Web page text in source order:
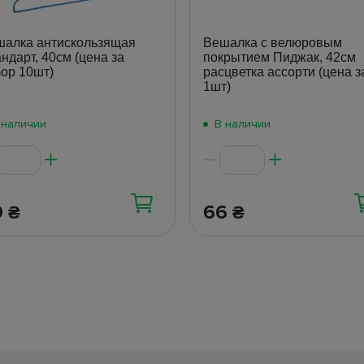
антискользящая
40см (цена за
10шт)
₴
Вешалка с велюровым
покрытием Пиджак, 42см
расцветка ассорти (цена
1шт)
В наличии
66 ₴